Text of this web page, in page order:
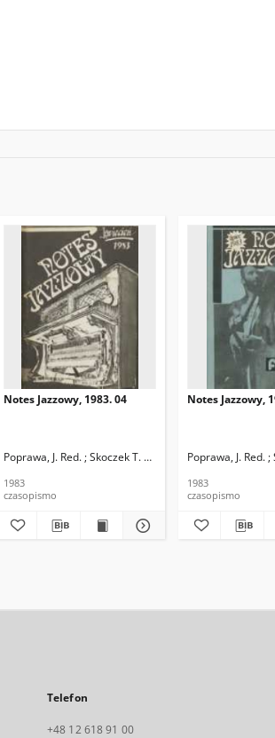
Skoczek, T. Red.
Notes Jazzowy, 1983. 04
Poprawa, J. Red. ; Skoczek T. Red.
1983
czasopismo
Notes Jazzowy,
Poprawa, J. Red. ;
1983
czasopismo
Telefon
+48 12 618 91 00